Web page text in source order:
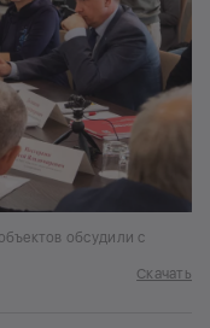
обсудили с
Скачать